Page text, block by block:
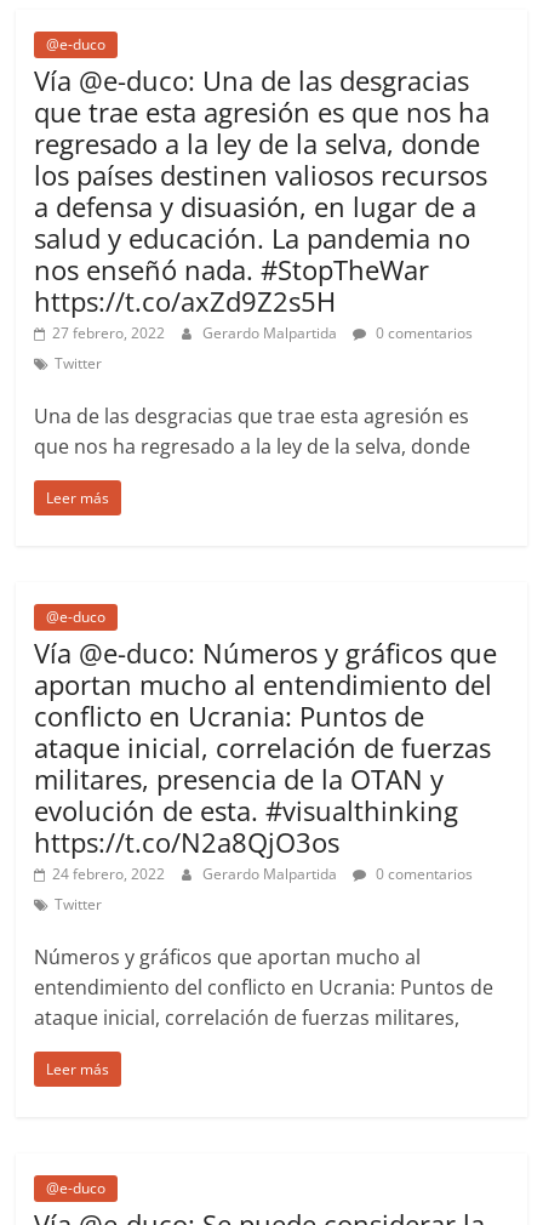
@e-duco
Vía @e-duco: Una de las desgracias
que trae esta agresión es que nos ha
regresado a la ley de la selva, donde
los países destinen valiosos recursos
a defensa y disuasión, en lugar de a
salud y educación. La pandemia no
nos enseñó nada. #StopTheWar
https://t.co/axZd9Z2s5H
27 febrero, 2022 Gerardo Malpartida
0 comentarios
Twitter
Una de las desgracias que trae esta agresión es
que nos ha regresado a la ley de la selva, donde
Leer más
@e-duco
Vía @e-duco: Números y gráficos que
aportan mucho al entendimiento del
conflicto en Ucrania: Puntos de
ataque inicial, correlación de fuerzas
militares, presencia de la OTAN y
evolución de esta. #visualthinking
https://t.co/N2a8QjO3os
24 febrero, 2022 Gerardo Malpartida
0 comentarios
Twitter
Números y gráficos que aportan mucho al
entendimiento del conflicto en Ucrania: Puntos de
ataque inicial, correlación de fuerzas militares,
Leer más
@e-duco